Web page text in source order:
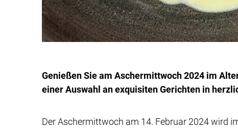
Genießen Sie am Aschermittwoch 2024 im
einer Auswahl an exquisiten Gerichten in
Der Aschermittwoch am 14. Februar 2024 wird